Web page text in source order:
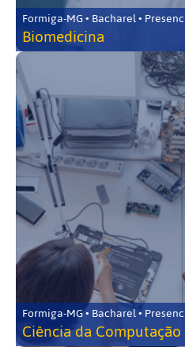
Formiga-MG • Bacharel •
Biomedicina
Formiga-MG • Bacharel •
Ciência da Computação